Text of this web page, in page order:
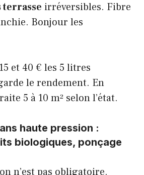
terrasse irréversibles. Fibre
Bonjour les
et 40 € les 5 litres
le rendement. En
5 à 10 m² selon l’état.
haute pression :
biologiques, ponçage
n’est pas obligatoire.